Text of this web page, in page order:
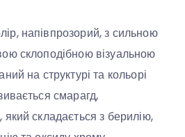
напівпрозорий, з сильною
склоподібною візуальною
на структурі та кольорі
смарагд,
складається з берилію,